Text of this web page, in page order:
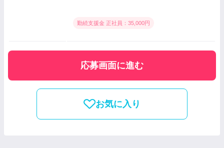
勤続支援金 正社員：35,000円
応募画面に進む
お気に入り